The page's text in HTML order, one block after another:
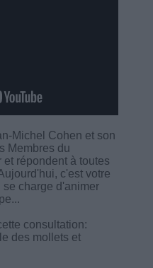
Michel Cohen et son
Membres du
répondent à toutes
c'est votre
charge d'animer
consultation:
des mollets et